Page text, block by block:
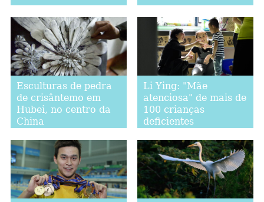
Esculturas de pedra
de crisântemo em
Hubei, no centro da
China
Li Ying: "Mãe
atenciosa" de mais de
100 crianças
deficientes